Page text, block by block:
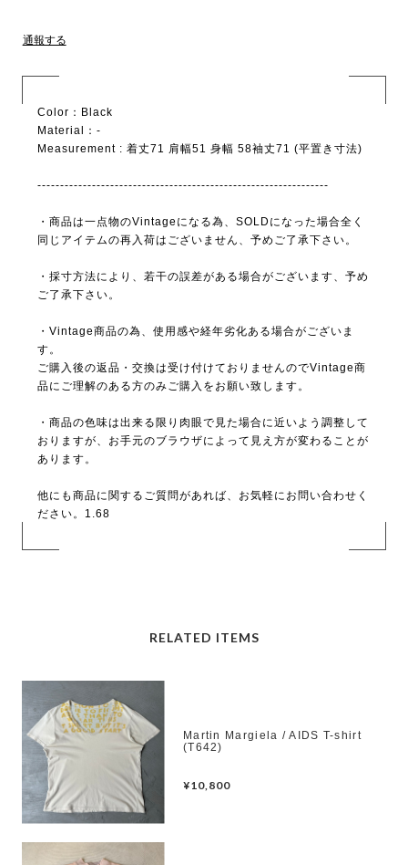
通報する
Color：Black
Material：-
Measurement : 着丈71 肩幅51 身幅 58袖丈71 (平置き寸法)
----------------------------------------------------------------
・商品は一点物のVintageになる為、SOLDになった場合全く
同じアイテムの再入荷はございません、予めご了承下さい。
・採寸方法により、若干の誤差がある場合がございます、予め
ご了承下さい。
・Vintage商品の為、使用感や経年劣化ある場合がございま
す。
ご購入後の返品・交換は受け付けておりませんのでVintage商
品にご理解のある方のみご購入をお願い致します。
・商品の色味は出来る限り肉眼で見た場合に近いよう調整して
おりますが、お手元のブラウザによって見え方が変わることが
あります。
他にも商品に関するご質問があれば、お気軽にお問い合わせく
ださい。1.68
RELATED ITEMS
Martin Margiela / AIDS T-shirt
(T642)
¥10,800